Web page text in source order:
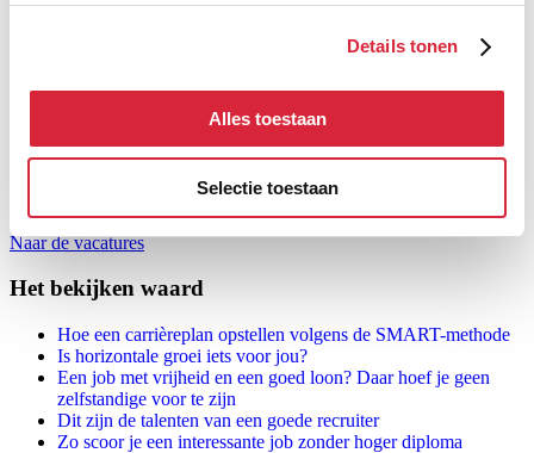
Details tonen
Alles toestaan
Selectie toestaan
flexdesks of thuiswerken zeker in thuishoren. Zo hengel je
Wil jij aan de slag én heb je eenhekel aan time consuming
? Wil je een betere balans tussen privé en werk?
Solliciteer voor één van de vacatures van JobFIXers en ondervind
zelf hoe leuk de combinatie werk en privé kan zijn.
Naar de vacatures
Het bekijken waard
Hoe een carrièreplan opstellen volgens de SMART-methode
Is horizontale groei iets voor jou?
Een job met vrijheid en een goed loon? Daar hoef je geen
zelfstandige voor te zijn
Dit zijn de talenten van een goede recruiter
Zo scoor je een interessante job zonder hoger diploma